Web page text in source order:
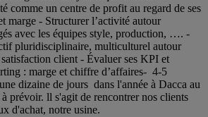
comme un centre de profit au regard de ses
marge - Structurer l’activité autour
avec les équipes style, production, …. -
pluridisciplinaire, multiculturel autour
client - Évaluer ses KPI et
: marge et chiffre d’affaires- 4-5
dizaine de jours dans l'année à Dacca au
prévoir. ll s'agit de rencontrer nos clients
d'achat, notre usine.